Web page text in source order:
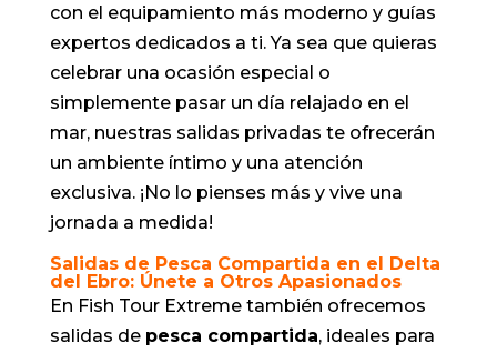
con el equipamiento más moderno y guías
expertos dedicados a ti. Ya sea que quieras
celebrar una ocasión especial o
simplemente pasar un día relajado en el
mar, nuestras salidas privadas te ofrecerán
un ambiente íntimo y una atención
exclusiva. ¡No lo pienses más y vive una
jornada a medida!
Salidas de Pesca Compartida en el Delta
del Ebro: Únete a Otros Apasionados
En Fish Tour Extreme también ofrecemos
salidas de pesca compartida, ideales para